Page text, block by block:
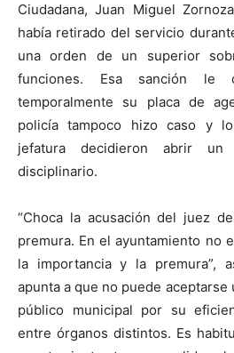
Ciudadana, Juan Miguel
había retirado del servicio
una orden de un superior
funciones. Esa sanción le
temporalmente su placa de
policía tampoco hizo caso y
jefatura decidieron abrir un
disciplinario.
“Choca la acusación del juez
premura. En el ayuntamiento no
la importancia y la premura”,
apunta a que no puede
público municipal por su
entre órganos distintos. Es